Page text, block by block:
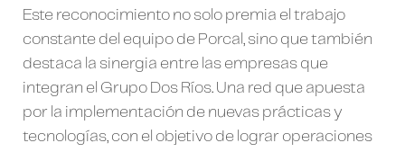
Este reconocimiento no solo premia el trabajo
constante del equipo de Porcal, sino que también
destaca la sinergia entre las empresas que
integran el Grupo Dos Ríos. Una red que apuesta
por la implementación de nuevas prácticas y
tecnologías, con el objetivo de lograr operaciones